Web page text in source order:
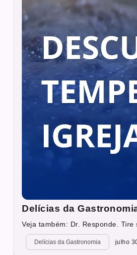
Delícias da
Veja também: Dr. Responde.
Delícias da Gastronomia julho